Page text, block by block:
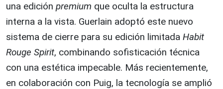
una edición premium que oculta la estructura
interna a la vista. Guerlain adoptó este nuevo
sistema de cierre para su edición limitada Habit
Rouge Spirit, combinando sofisticación técnica
con una estética impecable. Más recientemente,
en colaboración con Puig, la tecnología se amplió